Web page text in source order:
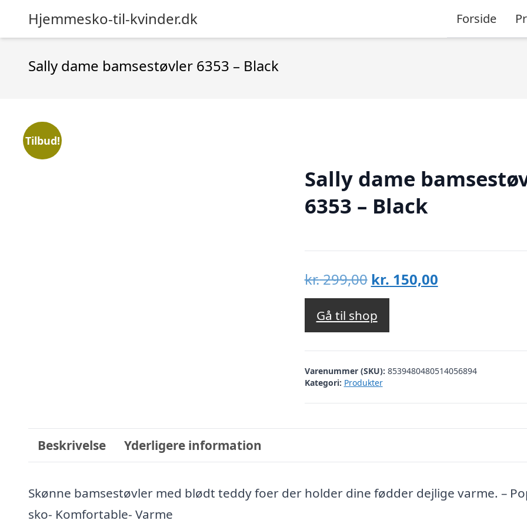
Hjemmesko-til-kvinder.dk Forside
Sally dame bamsestøvler 6353 – Black
Tilbud!
Sally dame
6353 – Black
kr.299,00 Den
oprindelige
pris
var:
kr. 299,00.
kr. 150,00Den
kr. 150,00.
Gå til shop
Varenummer (SKU): 8539480480514056894
Kategori: Produkter
Beskrivelse Yderligere information
Skønne bamsestøvler med blødt teddy foer der holder dine fødder dejlige varme. –
sko- Komfortable- Varme